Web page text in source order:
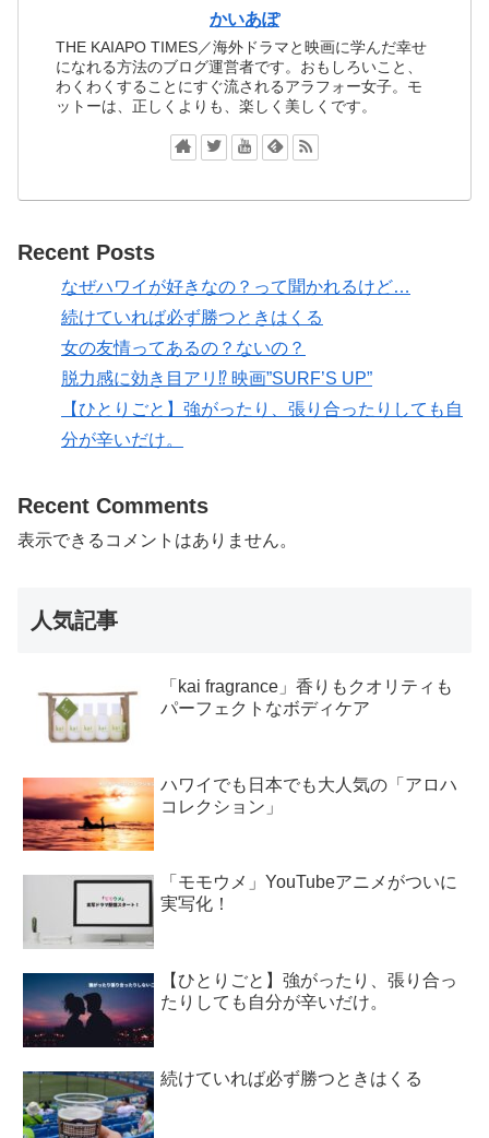
かいあぽ
THE KAIAPO TIMES／海外ドラマと映画に学んだ幸せ
になれる方法のブログ運営者です。おもしろいこと、
わくわくすることにすぐ流されるアラフォー女子。モ
ットーは、正しくよりも、楽しく美しくです。
Recent Posts
なぜハワイが好きなの？って聞かれるけど…
続けていれば必ず勝つときはくる
女の友情ってあるの？ないの？
脱力感に効き目アリ⁉ 映画”SURF’S UP”
【ひとりごと】強がったり、張り合ったりしても自
分が辛いだけ。
Recent Comments
表示できるコメントはありません。
人気記事
「kai fragrance」香りもクオリティも
パーフェクトなボディケア
ハワイでも日本でも大人気の「アロハ
コレクション」
「モモウメ」YouTubeアニメがついに
実写化！
【ひとりごと】強がったり、張り合っ
たりしても自分が辛いだけ。
続けていれば必ず勝つときはくる